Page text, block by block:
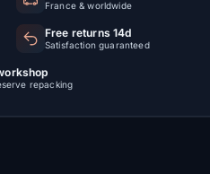
France & worldwide
Free returns 14d
Satisfaction guaranteed
repacking